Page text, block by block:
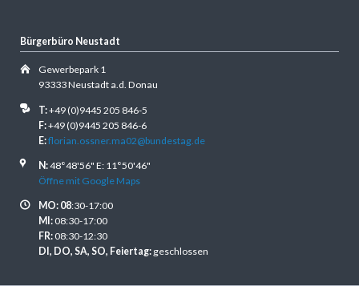
Bürgerbüro Neustadt
Gewerbepark 1
93333 Neustadt a.d. Donau
T:+49 (0)9445 205 846-5
F:+49 (0)9445 205 846-6
E:florian.ossner.ma02@bundestag.de
N:48°48'56" E: 11°50'46"
Öffne mit Google Maps
MO: 08:30-17:00
MI:08:30-17:00
FR:08:30-12:30
DI, DO, SA, SO, Feiertag:geschlossen